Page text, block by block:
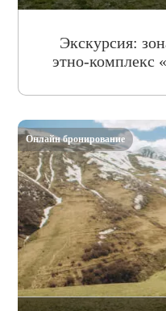
Экскурсия:
этно-комплекс
Онлайн бронирование